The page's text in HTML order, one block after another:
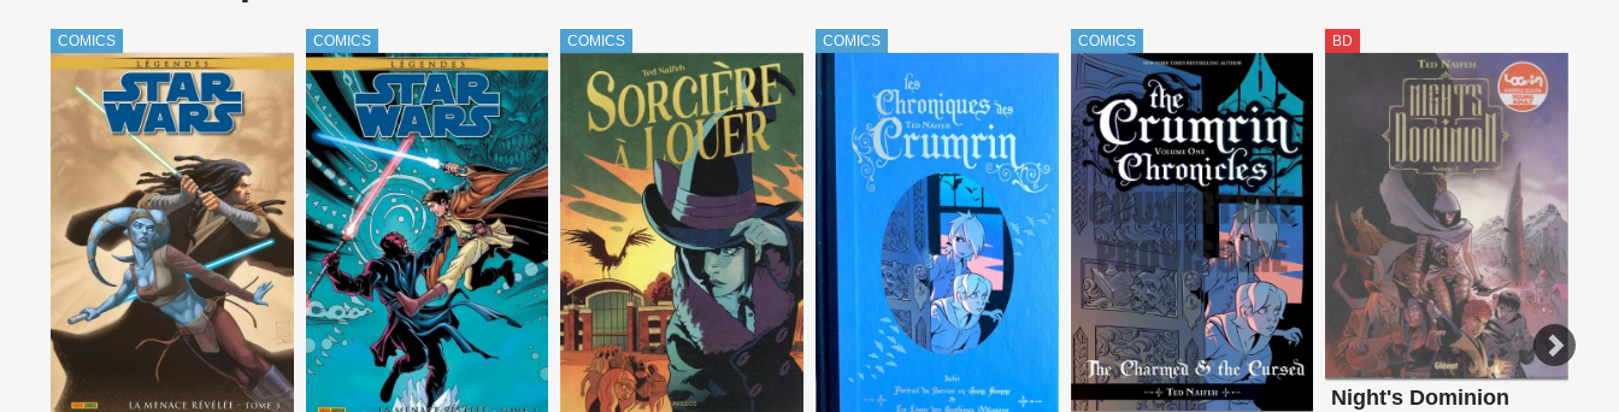
COMICS COMICS COMICS COMICS COMICS BD
Night's Dominion